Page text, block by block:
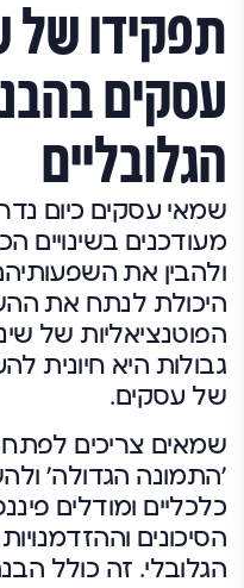
תפקידו של
עסקים
הגלובליים
שמאי עסקים כיום
מעודכנים בשינויים
ולהבין את
היכולת לנתח את
הפוטנציאליות של
גבולות היא חיונית
של עסקים.
שמאים צריכים
'התמונה הגדולה'
כלכליים ומודלים
הסיכונים
הגלובלי. זה כולל